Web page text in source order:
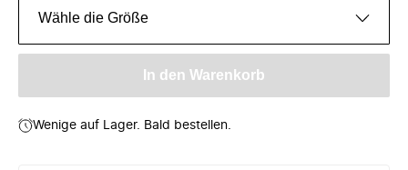
Wähle die Größe
In den Warenkorb
Wenige auf Lager. Bald bestellen.